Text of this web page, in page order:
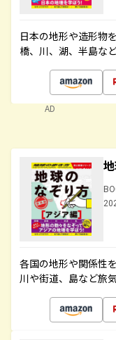
日本の地形や造形物
橋、川、湖、半島な
AD
各国の地形や関係性
川や街道、島など旅